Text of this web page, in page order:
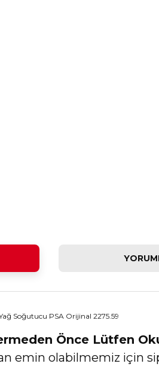
Soğutucu PSA Orijinal 2275.59
Önce Lütfen
emin olabilmemiz için